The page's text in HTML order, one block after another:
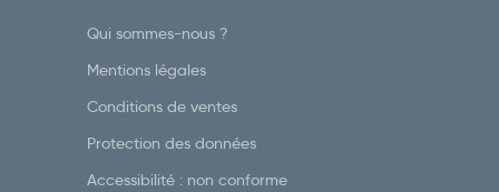
Qui sommes-nous ?
Mentions légales
Conditions de ventes
Protection des données
Accessibilité : non conforme